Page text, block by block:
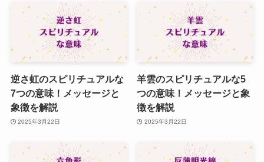
逆さ虹のスピリチュアルな
7つの意味！メッセージと
象徴を解説
2025年3月22日
羊雲のスピリチュアルな5
つの意味！メッセージと象
徴を解説
2025年3月22日